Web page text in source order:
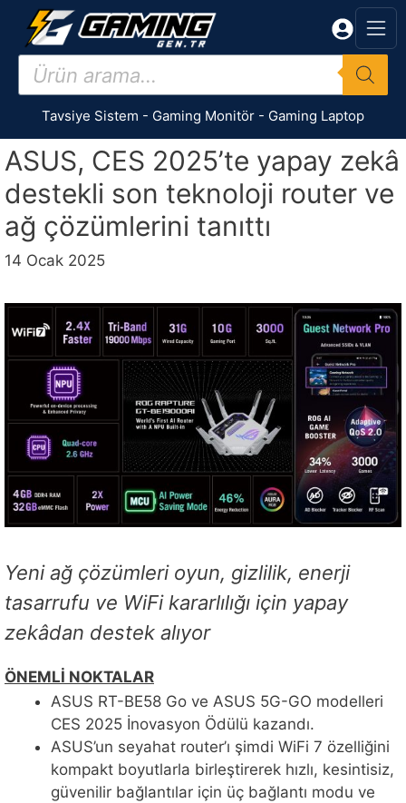
İçeriğe
Products
search
Tavsiye Sistem - Gaming Monitör - Gaming Laptop
ASUS, CES 2025’te yapay zekâ
destekli son teknoloji router ve
ağ çözümlerini tanıttı
14 Ocak 2025
Yeni ağ çözümleri oyun, gizlilik, enerji
tasarrufu ve WiFi kararlılığı için yapay
zekâdan destek alıyor
ÖNEMLİ NOKTALAR
ASUS RT-BE58 Go ve ASUS 5G-GO modelleri
CES 2025 İnovasyon Ödülü kazandı.
ASUS’un seyahat router’ı şimdi WiFi 7 özelliğini
kompakt boyutlarla birleştirerek hızlı, kesintisiz,
güvenilir bağlantılar için üç bağlantı modu ve